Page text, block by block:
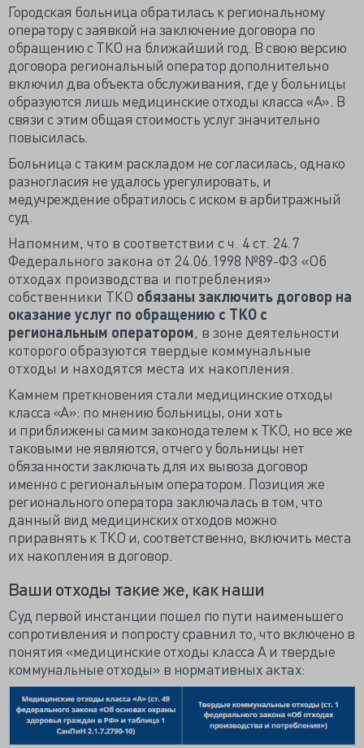
Городская больница обратилась к региональному
оператору с заявкой на заключение договора по
обращению с ТКО на ближайший год. В свою версию
договора региональный оператор дополнительно
включил два объекта обслуживания, где у больницы
образуются лишь медицинские отходы класса «А». В
связи с этим общая стоимость услуг значительно
повысилась.
Больница с таким раскладом не согласилась, однако
разногласия не удалось урегулировать, и
медучреждение обратилось с иском в арбитражный
суд.
Напомним, что в соответствии с ч. 4 ст. 24.7
Федерального закона от 24.06.1998 №89-ФЗ «Об
отходах производства и потребления»
собственники ТКО обязаны заключить договор на
оказание услуг по обращению с ТКО с
региональным оператором, в зоне деятельности
которого образуются твердые коммунальные
отходы и находятся места их накопления.
Камнем преткновения стали медицинские отходы
класса «А»: по мнению больницы, они хоть
и приближены самим законодателем к ТКО, но все же
таковыми не являются, отчего у больницы нет
обязанности заключать для их вывоза договор
именно с региональным оператором. Позиция же
регионального оператора заключалась в том, что
данный вид медицинских отходов можно
приравнять к ТКО и, соответственно, включить места
их накопления в договор.
Ваши отходы такие же, как наши
Суд первой инстанции пошел по пути наименьшего
сопротивления и попросту сравнил то, что включено в
понятия «медицинские отходы класса А и твердые
коммунальные отходы» в нормативных актах: